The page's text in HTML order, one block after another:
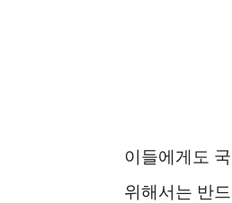
이들에게도
위해서는 반